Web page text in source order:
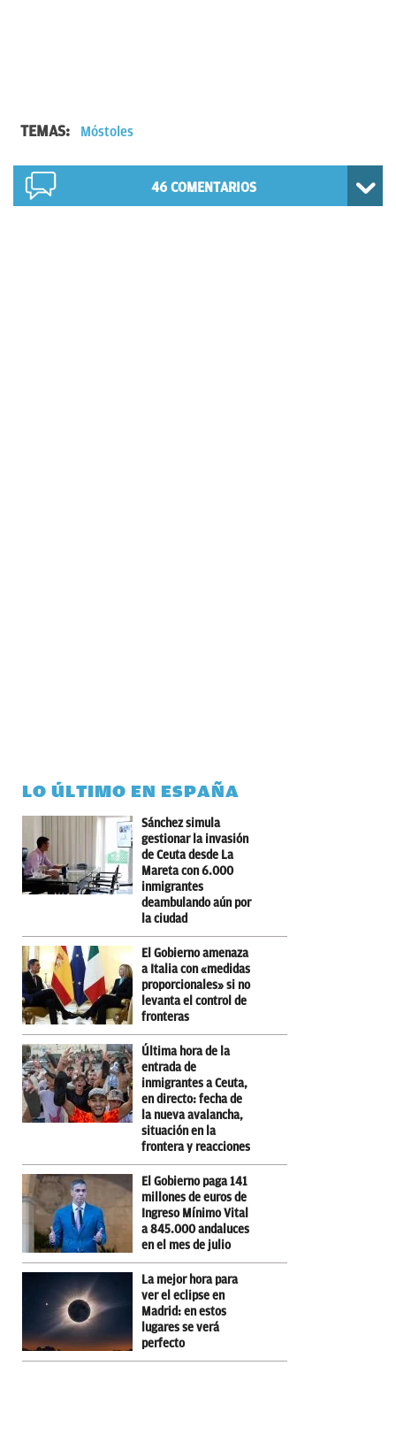
TEMAS: Móstoles
46 COMENTARIOS
LO ÚLTIMO EN ESPAÑA
Sánchez simula
gestionar la invasión
de Ceuta desde La
Mareta con 6.000
inmigrantes
deambulando aún por
la ciudad
El Gobierno amenaza
a Italia con «medidas
proporcionales» si no
levanta el control de
fronteras
Última hora de la
entrada de
inmigrantes a Ceuta,
en directo: fecha de
la nueva avalancha,
situación en la
frontera y reacciones
El Gobierno paga 141
millones de euros de
Ingreso Mínimo Vital
a 845.000 andaluces
en el mes de julio
La mejor hora para
ver el eclipse en
Madrid: en estos
lugares se verá
perfecto